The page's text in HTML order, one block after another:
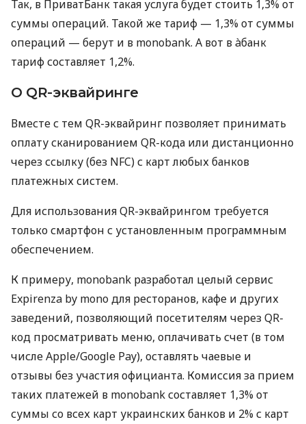
Так, в ПриватБанк такая услуга будет стоить 1,3% от
суммы операций. Такой же тариф — 1,3% от суммы
операций — берут и в monobank. А вот в àбанк
тариф составляет 1,2%.
О QR-эквайринге
Вместе с тем QR-эквайринг позволяет принимать
оплату сканированием QR-кода или дистанционно
через ссылку (без NFC) с карт любых банков
платежных систем.
Для использования QR-эквайрингом требуется
только смартфон с установленным программным
обеспечением.
К примеру, monobank разработал целый сервис
Expirenza by mono для ресторанов, кафе и других
заведений, позволяющий посетителям через QR-
код просматривать меню, оплачивать счет (в том
числе Apple/Google Pay), оставлять чаевые и
отзывы без участия официанта. Комиссия за прием
таких платежей в monobank составляет 1,3% от
суммы со всех карт украинских банков и 2% с карт